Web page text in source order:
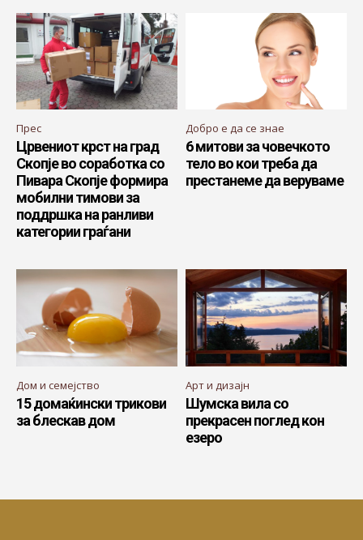
Прес
Црвениот крст на град
Скопје во соработка со
Пивара Скопје формира
мобилни тимови за
поддршка на ранливи
категории граѓани
Добро е да се знае
6 митови за човечкото
тело во кои треба да
престанеме да веруваме
Дом и семејство
15 домаќински трикови
за блескав дом
Арт и дизајн
Шумска вила со
прекрасен поглед кон
езеро